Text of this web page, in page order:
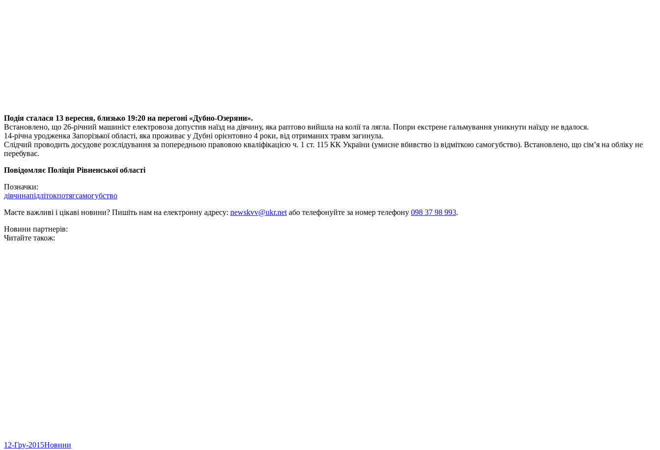
Подія сталася 13 вересня, близько 19:20 на перегоні «Дубно-Озеряни».
Встановлено, що 26-річний машиніст електровоза допустив наїзд на дівчину, яка раптово вийшла на колії та лягла. Попри екстрене гальмування уникнути наїзду не вдалося.
14-річна уродженка Запорізької області, яка проживає у Дубні орієнтовно 4 роки, від отриманих травм загинула.
Слідчий проводить досудове розслідування за попередньою правовою кваліфікацією ч. 1 ст. 115 КК України (умисне вбивство із відміткою самогубство). Встановлено, що сім’я на обліку не
перебуває.
Повідомляє Поліція Рівненської області
Позначки:
дівчинапідлітокпотягсамогубство
Маєте важливі і цікаві новини? Пишіть нам на електронну адресу: newskvv@ukr.netабо телефонуйте за номер телефону 098 37 98 993.
Новини партнерів:
Читайте також:
12-Гру-2015Новини